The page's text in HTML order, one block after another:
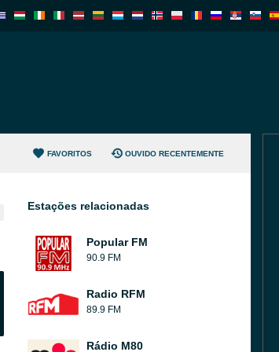
FAVORITOS OUVIDO RECENTEMENTE
Estações relacionadas
Popular FM
90.9 FM
Radio RFM
89.9 FM
Rádio M80